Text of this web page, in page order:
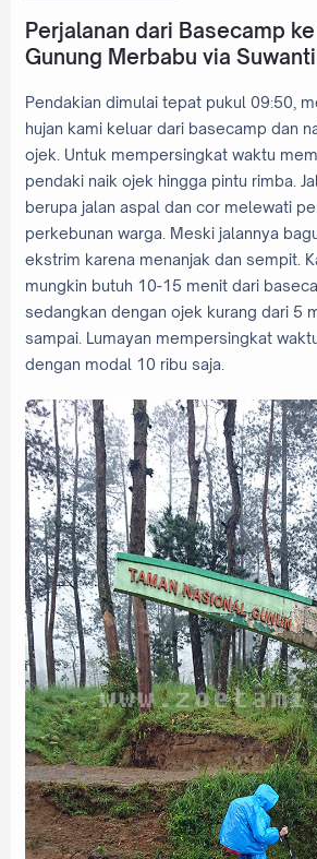
Perjalanan dari Basecamp ke
Gunung Merbabu via
Pendakian dimulai tepat pukul 09:50,
hujan kami keluar dari basecamp dan
ojek. Untuk mempersingkat waktu
pendaki naik ojek hingga pintu rimba.
berupa jalan aspal dan cor melewati
perkebunan warga. Meski jalannya
ekstrim karena menanjak dan sempit.
mungkin butuh 10-15 menit dari
sedangkan dengan ojek kurang dari 5
sampai. Lumayan mempersingkat
dengan modal 10 ribu saja.